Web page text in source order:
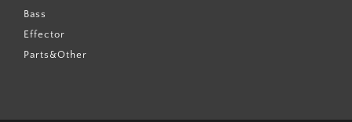
Bass
Effector
Parts&Other